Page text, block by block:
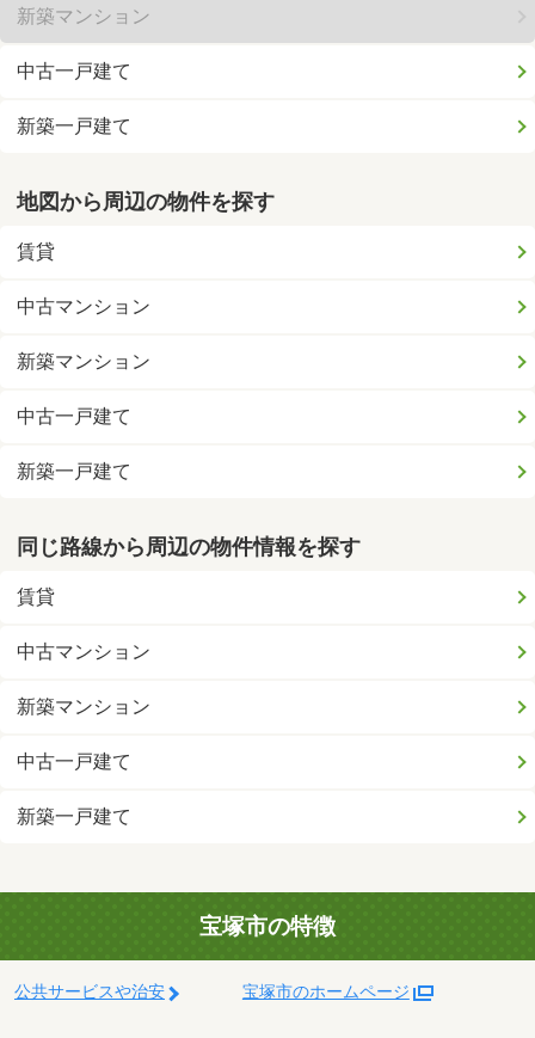
新築マンション
中古一戸建て
新築一戸建て
地図から周辺の物件を探す
賃貸
中古マンション
新築マンション
中古一戸建て
新築一戸建て
同じ路線から周辺の物件情報を探す
賃貸
中古マンション
新築マンション
中古一戸建て
新築一戸建て
宝塚市の特徴
公共サービスや治安 宝塚市のホームページ